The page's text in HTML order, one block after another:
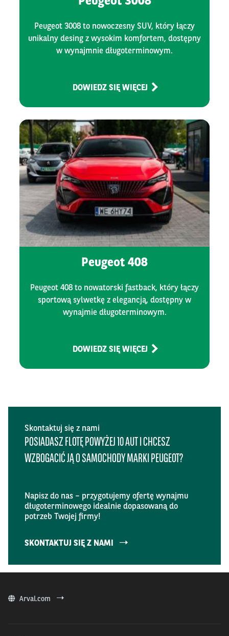
Peugeot 3008 to nowoczesny SUV, który łączy
unikalny desing z wysokim komfortem, dostępny
w wynajmnie długoterminowym.
DOWIEDZ SIĘ WIĘCEJ
Peugeot 408
Peugeot 408 to nowatorski fastback, który łączy
sportową sylwetkę z elegancją, dostępny w
wynajmie długoterminowym.
DOWIEDZ SIĘ WIĘCEJ
Skontaktuj się z nami
POSIADASZ FLOTĘ POWYŻEJ 10 AUT I CHCESZ
WZBOGACIĆ JĄ O SAMOCHODY MARKI PEUGEOT?
Napisz do nas – przygotujemy ofertę wynajmu
długoterminowego idealnie dopasowaną do
potrzeb Twojej firmy!
SKONTAKTUJ SIĘ Z NAMI
Arval.com